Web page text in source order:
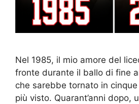
Nel 1985, il mio amore del
fronte durante il ballo di fine
che sarebbe tornato in cinque
più visto. Quarant’anni dopo,